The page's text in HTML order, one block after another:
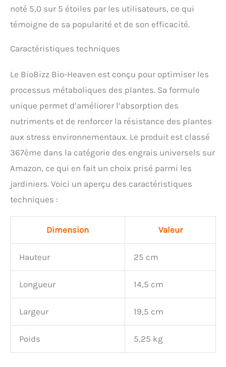
noté 5,0 sur 5 étoiles par les utilisateurs, ce qui
témoigne de sa popularité et de son efficacité.
Caractéristiques techniques
Le BioBizz Bio-Heaven est conçu pour optimiser les
processus métaboliques des plantes. Sa formule
unique permet d’améliorer l’absorption des
nutriments et de renforcer la résistance des plantes
aux stress environnementaux. Le produit est classé
367ème dans la catégorie des engrais universels sur
Amazon, ce qui en fait un choix prisé parmi les
jardiniers. Voici un aperçu des caractéristiques
techniques :
Dimension Valeur
Hauteur 25 cm
Longueur 14,5 cm
Largeur 19,5 cm
Poids 5,25 kg